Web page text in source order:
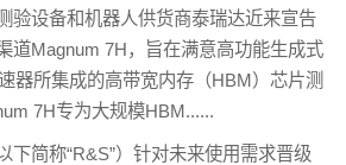
设备和机器人供货商泰瑞达近来宣告
道Magnum 7H，旨在满意高功能生成式
器所集成的高带宽内存（HBM）芯片测
7H专为大规模HBM......
简称“R&S”）针对未来使用需求晋级